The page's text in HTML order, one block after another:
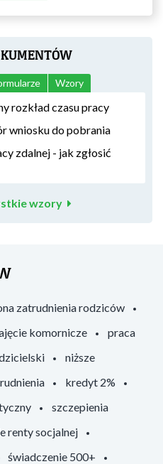
Wzory
rozkład czasu pracy
wniosku do pobrania
zdalnej - jak zgłosić
wzory
zatrudnienia rodziców
komornicze
praca
niższe
kredyt 2%
szczepienia
renty socjalnej
świadczenie 500+